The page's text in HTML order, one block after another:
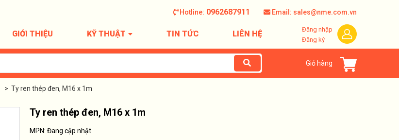
Hotline: 0962687911 Email: sales@nme.com.vn
GIỚI THIỆU KỸ THUẬT TIN TỨC LIÊN HỆ
Đăng nhập
Đăng ký
Giỏ hàng
> Ty ren thép đen, M16 x 1m
Ty ren thép đen, M16 x 1m
MPN: Đang cập nhật